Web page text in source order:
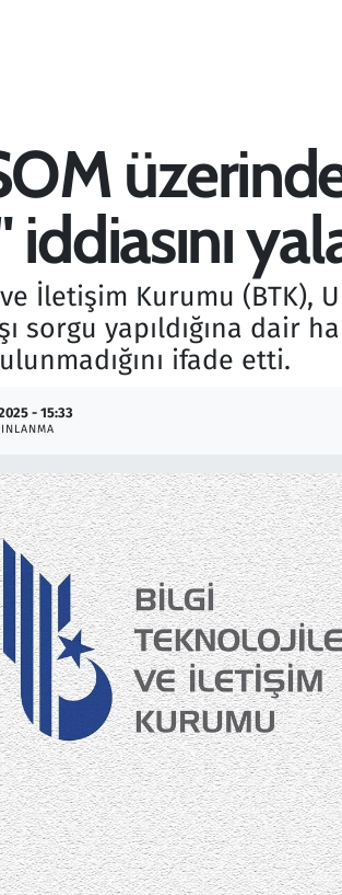
iddiasını
İletişim Kurumu (BTK),
sorgu yapıldığına dair
ifade etti.
- 15:33